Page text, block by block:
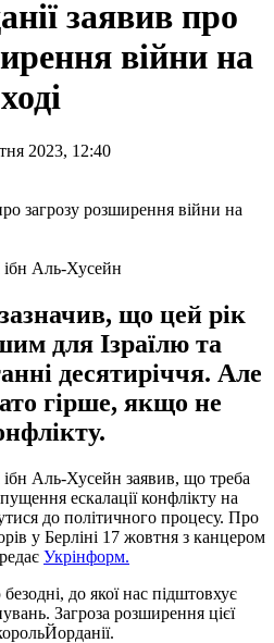
заявив про
війни на
2023, 12:40
ібн Аль-Хусейн
що цей рік
для Ізраїлю та
десятиріччя. Але
гірше, якщо не
Аль-Хусейн заявив, що треба
ескалації конфлікту на
до політичного процесу. Про
у Берліні 17 жовтня з канцером
Укрінформ.
до якої нас підштовхує
Загроза розширення цієї